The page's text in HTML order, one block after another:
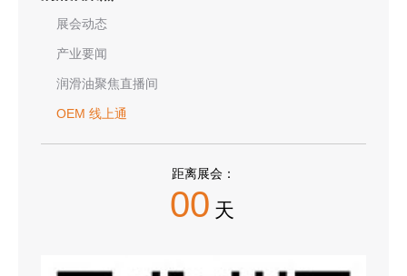
展会动态
产业要闻
润滑油聚焦直播间
OEM 线上通
距离展会：
00 天